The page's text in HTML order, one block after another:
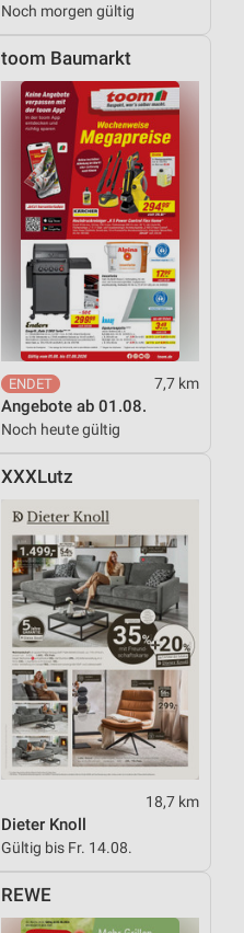
Noch morgen gültig
toom Baumarkt
7,7 km
Angebote ab 01.08.
Noch heute gültig
XXXLutz
18,7 km
Dieter Knoll
Gültig bis Fr. 14.08.
REWE